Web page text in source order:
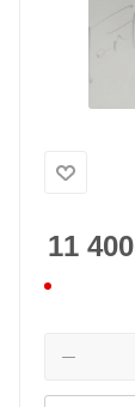
11 400